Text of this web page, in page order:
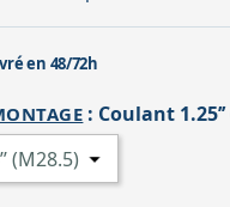
en 48/72h
: Coulant